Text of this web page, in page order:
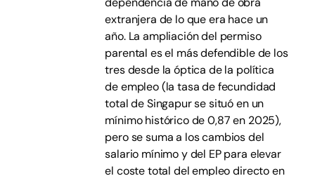
extranjera de lo que era hace un
año. La ampliación del permiso
parental es el más defendible de los
tres desde la óptica de la política
de empleo (la tasa de fecundidad
total de Singapur se situó en un
mínimo histórico de 0,87 en 2025),
pero se suma a los cambios del
salario mínimo y del EP para elevar
el coste total del empleo directo en